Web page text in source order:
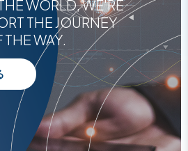
WORLD, WE'RE
THE JOURNEY
WAY.